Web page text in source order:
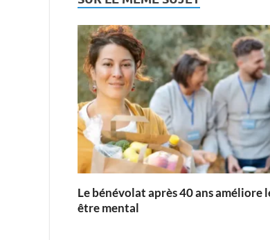
Le bénévolat après 40 ans améliore
être mental